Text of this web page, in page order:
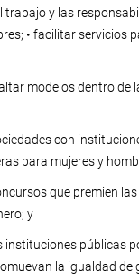
trabajo y las
• facilitar servicios
modelos dentro de
con
para mujeres y
que premien
y
instituciones públicas
la igualdad de